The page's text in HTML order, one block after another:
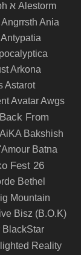
aleph א Alestorm
Angrrsth Ania
Antypatia
Arkona
Astarot
AvatarAwgs
Back From
Bakshish
Batna
Fest 26
Bethel
Mountain
Bisz (B.O.K)
BlackStar
Reality